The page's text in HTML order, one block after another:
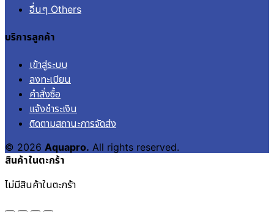
อื่นๆ Others
บริการลูกค้า
เข้าสู่ระบบ
ลงทะเบียน
คำสั่งซื้อ
แจ้งชำระเงิน
ติดตามสถานะการจัดส่ง
© 2026 Aquapro. All rights reserved.
สินค้าในตะกร้า
ไม่มีสินค้าในตะกร้า